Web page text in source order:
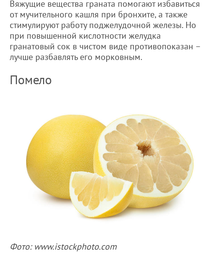
Вяжущие вещества граната помогают избавиться
от мучительного кашля при бронхите, а также
стимулируют работу поджелудочной железы. Но
при повышенной кислотности желудка
гранатовый сок в чистом виде противопоказан –
лучше разбавлять его морковным.
Помело
Фото: www.istockphoto.com